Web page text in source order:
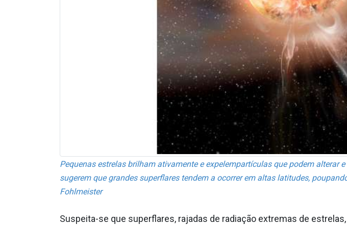
Pequenas estrelas brilham ativamente e expelempartículas que podem
sugerem que grandes superflares tendem a ocorrer em altas latitudes,
Fohlmeister
Suspeita-se que superflares, rajadas de radiação extremas de